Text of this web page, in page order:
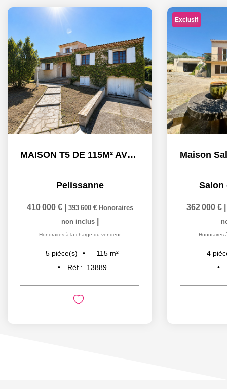
MAISON T5 DE 115M² AVEC PISCINE ET GARAGE - PELISSANNE
Pelissanne
410 000 € 393 600 € Honoraires
non inclus
Honoraires à la charge du vendeur
5 pièce(s) 115 m²
Réf :
13889
Exclusif
Salon
362 000 €
Honoraires
4